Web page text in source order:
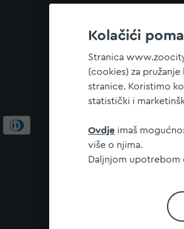
Kolačići
Stranica
(cookies) za
stranice. Koristimo
statistički i
Ovdje imaš
više o njima.
Daljnjom upotrebom